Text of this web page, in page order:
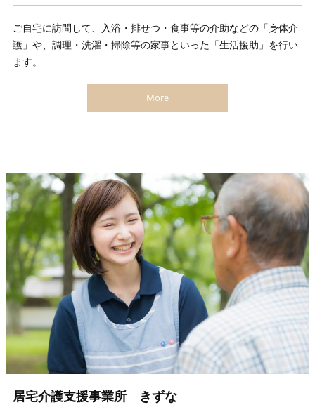
ご自宅に訪問して、入浴・排せつ・食事等の介助などの「身体介
護」や、調理・洗濯・掃除等の家事といった「生活援助」を行い
ます。
More
居宅介護支援事業所 きずな